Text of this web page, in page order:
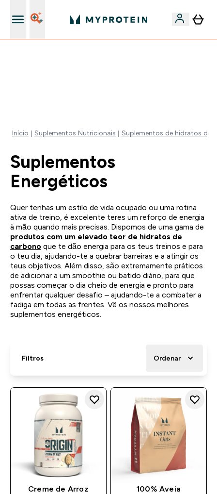
Início Suplementos Nutricionais Suplementos de hidratos de
Suplementos
Energéticos
Quer tenhas um estilo de vida ocupado ou uma rotina
ativa de treino, é excelente teres um reforço de energia
à mão quando mais precisas. Dispomos de uma gama de
produtos com um elevado teor de hidratos de
carbonoque te dão energia para os teus treinos e para
o teu dia, ajudando-te a quebrar barreiras e a atingir os
teus objetivos. Além disso, são extremamente práticos
de adicionar a um smoothie ou batido diário, para que
possas começar o dia cheio de energia e pronto para
enfrentar qualquer desafio – ajudando-te a combater a
fadiga em todas as frentes. Vê os nossos melhores
suplementos energéticos.
Filtros Ordenar
Creme de Arroz
100% Aveia